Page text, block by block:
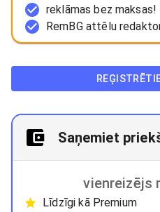
reklāmas bez maksas!
RemBG attēlu
Saņemiet
vienreizējs
Līdzīgi kā Premium